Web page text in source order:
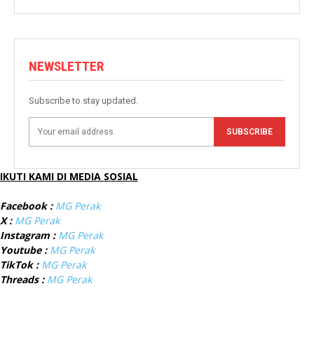
NEWSLETTER
Subscribe to stay updated.
SUBSCRIBE
IKUTI KAMI DI MEDIA SOSIAL
Facebook : MG Perak
X : MG Perak
Instagram : MG Perak
Youtube : MG Perak
TikTok : MG Perak
Threads : MG Perak